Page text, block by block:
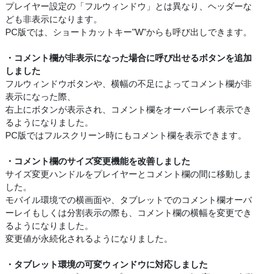
プレイヤー設定の「フルウィンドウ」とは異なり、ヘッダーな
ども非表示になります。
PC版では、ショートカットキー"W"からも呼び出しできます。
・コメント欄が非表示になった場合に呼び出せるボタンを追加
しました
フルウィンドウボタンや、横幅の不足によってコメント欄が非
表示になった際、
右上にボタンが表示され、コメント欄をオーバーレイ表示でき
るようになりました。
PC版ではフルスクリーン時にもコメント欄を表示できます。
・コメント欄のサイズ変更機能を改善しました
サイズ変更ハンドルをプレイヤーとコメント欄の間に移動しま
した。
モバイル環境での横画面や、タブレットでのコメント欄オーバ
ーレイもしくは分割表示の際も、コメント欄の横幅を変更でき
るようになりました。
変更値が永続化されるようになりました。
・タブレット環境の可変ウィンドウに対応しました